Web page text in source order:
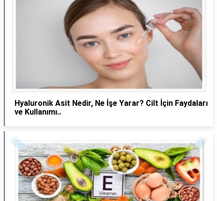
Hyaluronik Asit Nedir, Ne İşe Yarar? Cilt İçin Faydaları
ve Kullanımı..